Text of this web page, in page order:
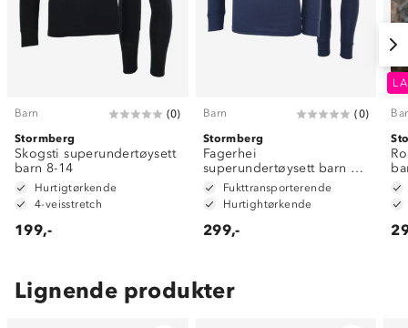
Barn (0)
Stormberg
Skogsti superundertøysett
barn 8-14
Hurtigtørkende
4-veisstretch
199,-
Barn (0)
Stormberg
Fagerhei
superundertøysett barn 8-
14
Fukttransporterende
Hurtightørkende
299,-
Lignende produkter